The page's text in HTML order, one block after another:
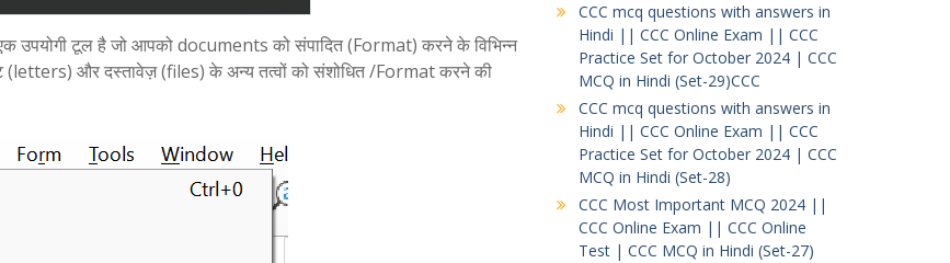
उपयोगी टूल है जो आपको documents को संपादित (Format) करने के विभिन्न
(letters) और दस्तावेज़ (files) के अन्य तत्वों को संशोधित /Format करने की
CCC mcq questions with answers in
Hindi || CCC Online Exam || CCC
Practice Set for October 2024 | CCC
MCQ in Hindi (Set-29)CCC
CCC mcq questions with answers in
Hindi || CCC Online Exam || CCC
Practice Set for October 2024 | CCC
MCQ in Hindi (Set-28)
CCC Most Important MCQ 2024 ||
CCC Online Exam || CCC Online
Test | CCC MCQ in Hindi (Set-27)